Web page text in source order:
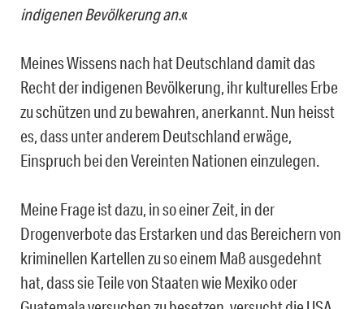
indigenen Bevölkerung an.«
Meines Wissens nach hat Deutschland damit das
Recht der indigenen Bevölkerung, ihr kulturelles Erbe
zu schützen und zu bewahren, anerkannt. Nun heisst
es, dass unter anderem Deutschland erwäge,
Einspruch bei den Vereinten Nationen einzulegen.
Meine Frage ist dazu, in so einer Zeit, in der
Drogenverbote das Erstarken und das Bereichern von
kriminellen Kartellen zu so einem Maß ausgedehnt
hat, dass sie Teile von Staaten wie Mexiko oder